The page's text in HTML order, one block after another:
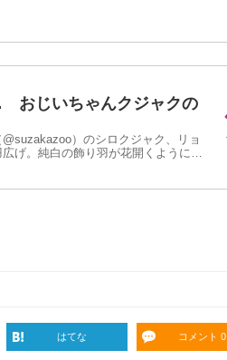
おじいちゃんクジャクの
）のシロクジャク、リョ
げ。純白の飾り羽が花開くように広
はてな コメント 0